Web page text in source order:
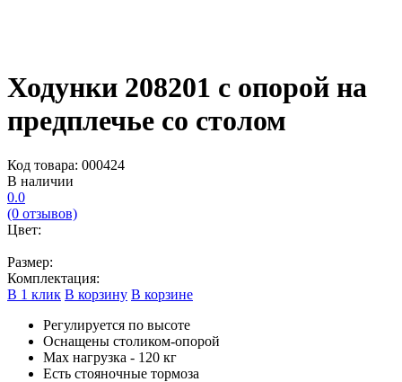
Ходунки 208201 с опорой на
предплечье со столом
Код товара: 000424
В наличии
0.0
(0 отзывов)
Цвет:
Размер:
Комплектация:
В 1 клик В корзину В корзине
Регулируется по высоте
Оснащены столиком-опорой
Max нагрузка - 120 кг
Есть стояночные тормоза